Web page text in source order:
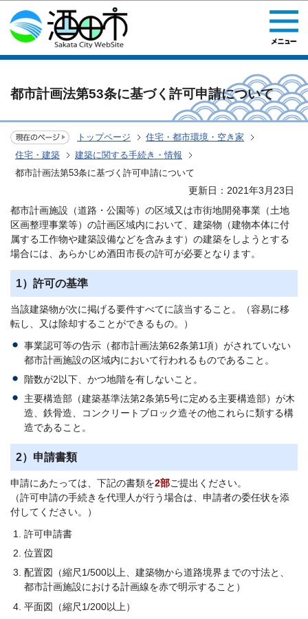
このページの本文へ移動
都市計画法第53条に基づく許可申請について
トップページ
住宅・都市環境・空き家
住宅・建築
建築に関する手続き・情報
都市計画法第53条に基づく許可申請について
更新日：2021年3月23日
都市計画施設（道路・公園等）の区域又は市街地開発事業（土地
区画整理事業等）の計画区域内において、建築物（建物本体に付
属する工作物や建築設備などを含みます）の建築をしようとする
場合には、あらかじめ酒田市長の許可が必要となります。
1）許可の基準
当該建築物が次に掲げる要件すべてに該当すること。（容易に移
転し、又は除却することができるもの。）
事業認可等の告示（都市計画法第62条第1項）がされていない
都市計画施設の区域内において行われるものであること。
階数が2以下、かつ地階を有しないこと。
主要構造部（建築基準法第2条第5号に定める主要構造部）が木
造、鉄骨造、コンクリートブロック造その他これらに類する構
造であること。
2）申請書類
申請にあたっては、下記の書類を2部ご提出ください。
（許可申請の手続きを代理人が行う場合は、申請者の委任状を添
付してください。）
許可申請書
位置図
配置図（縮尺1/500以上、建築物から道路境界までの寸法と、
都市計画施設における計画線を赤で明示すること）
平面図（縮尺1/200以上）